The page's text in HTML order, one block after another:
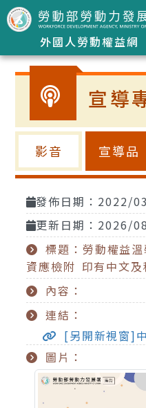
跳到主要內容區塊
外國人勞動權益網
宣導
影音 宣導品
發佈日期：2022/
更新日期：2026/
標題：勞動權益
資應檢附 印有中文
內容：
連結：
[另開新視窗]
圖片：